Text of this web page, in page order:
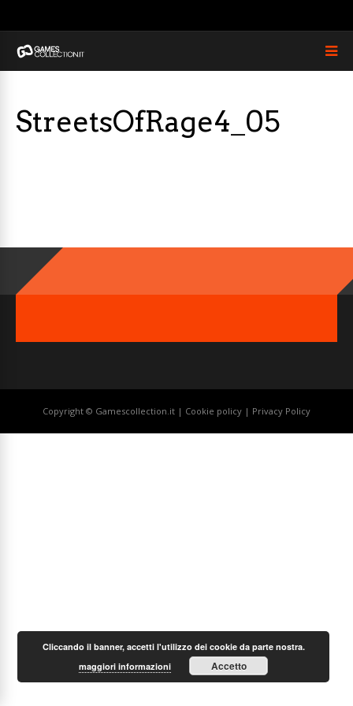
StreetsOfRage4_05
Copyright © Gamescollection.it | Cookie policy | Privacy Policy
Cliccando il banner, accetti l'utilizzo dei cookie da parte nostra.
maggiori informazioni
Accetto